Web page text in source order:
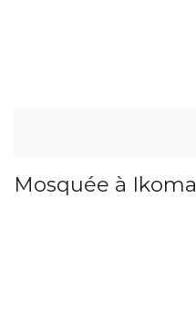
Mosquée à Ikoma